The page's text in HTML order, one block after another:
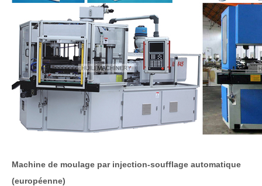
Machine de moulage par injection-soufflage automatique
(européenne)